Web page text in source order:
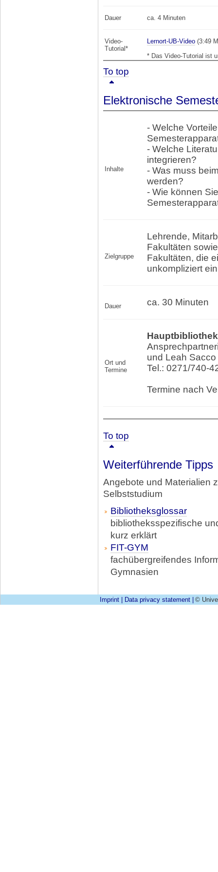
Dauer ca. 4 Minuten
Video-
Tutorial*
Lernort-UB-Video(3:49
* Das Video-Tutorial ist
To top
Elektronische
Inhalte
- Welche
- Welche
integrieren?
- Was muss
werden?
- Wie können
Zielgruppe
Lehrende,
Fakultäten
Fakultäten, die
unkompliziert
Dauer ca. 30 Minuten
Ort und
Termine
und Leah Sacco
Tel.: 0271/740-
Termine nach
To top
Weiterführende Tipps
Angebote und Materialien
Selbststudium
Bibliotheksglossar
bibliotheksspezifische
kurz erklärt
FIT-GYM
fachübergreifendes
Gymnasien
Imprint| Data privacy statement ©